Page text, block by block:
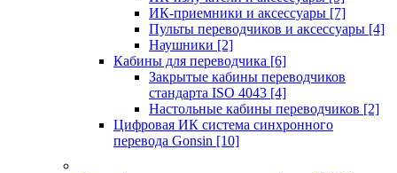
ИК-приемники и аксессуары [7]
Пульты переводчиков и аксессуары [4]
Наушники [2]
Кабины для переводчика [6]
Закрытые кабины переводчиков
стандарта ISO 4043 [4]
Настольные кабины переводчиков [2]
Цифровая ИК система синхронного
перевода Gonsin [10]